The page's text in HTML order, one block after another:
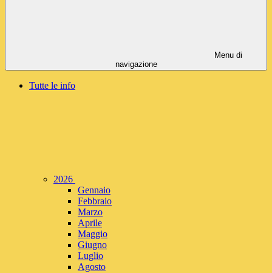
Menu di
navigazione
Tutte le info
2026
Gennaio
Febbraio
Marzo
Aprile
Maggio
Giugno
Luglio
Agosto